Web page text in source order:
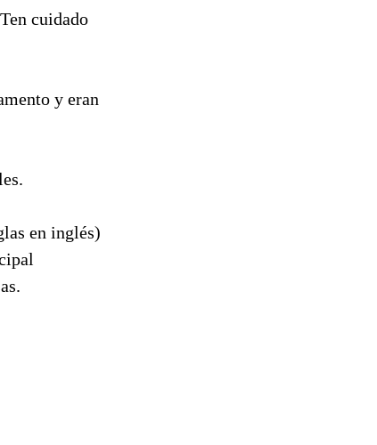
cuidado
y eran
en inglés)